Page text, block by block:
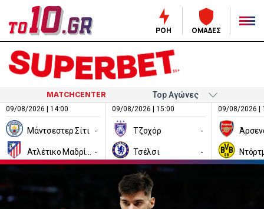
ΡΟΗ ΟΜΑΔΕΣ
MATCHCENTER
09/08/2026 | 14:00
Μάντσεστερ Σίτι -
-
09/08/2026 | 15:00
Τζοχόρ -
Τσέλσι -
09/08/2026 |